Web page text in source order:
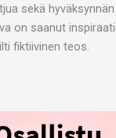
sekä
on saanut
fiktiivinen teos.